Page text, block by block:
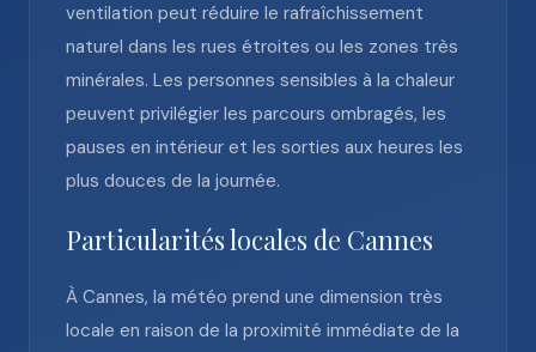
ventilation peut réduire le rafraîchissement
naturel dans les rues étroites ou les zones très
minérales. Les personnes sensibles à la chaleur
peuvent privilégier les parcours ombragés, les
pauses en intérieur et les sorties aux heures les
plus douces de la journée.
Particularités locales de Cannes
À Cannes, la météo prend une dimension très
locale en raison de la proximité immédiate de la